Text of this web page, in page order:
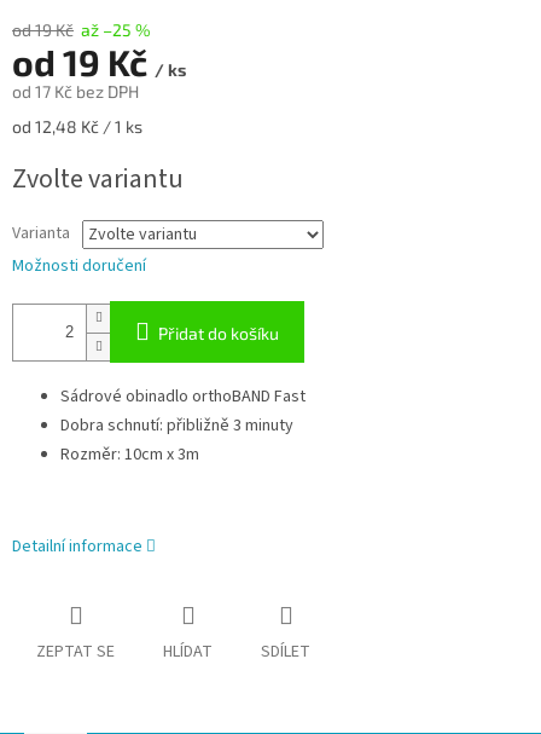
od 19 Kč až –25 %
od 19 Kč / ks
od 17 Kč bez DPH
Měrná
od 12,48 Kč / 1 ks
Zvolte variantu
Varianta
Možnosti doručení
Přidat do košíku
Sádrové obinadlo orthoBAND Fast
Dobra schnutí: přibližně 3 minuty
Rozměr: 10cm x 3m
Detailní informace
ZEPTAT SE HLÍDAT SDÍLET